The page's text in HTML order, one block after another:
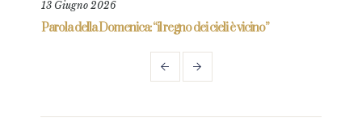
13 Giugno 2026
Parola della Domenica: “il regno dei cieli è vicino”